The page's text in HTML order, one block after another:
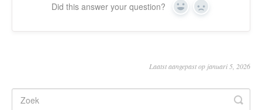
Did this answer your question? Yes No
Laatst aangepast op januari 5, 2026